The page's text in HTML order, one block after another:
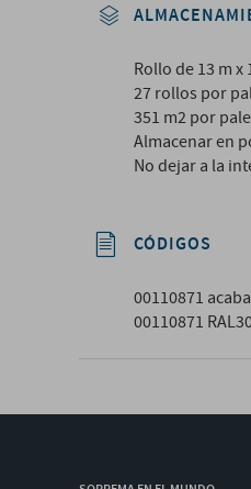
Rollo de 13 m x
27 rollos por
351 m2 por
Almacenar en
No dejar a la
CÓDIGOS
00110871
00110871